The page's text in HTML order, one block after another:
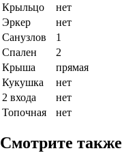
Крыльцо
нет
Эркер
нет
Санузлов
1
Спален
2
Крыша
прямая
Кукушка
нет
2 входа
нет
Топочная
нет
Смотрите также